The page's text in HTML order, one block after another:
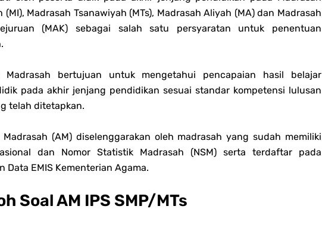
(MI), Madrasah Tsanawiyah (MTs), Madrasah Aliyah (MA) dan Madrasah
(MAK) sebagai salah satu persyaratan untuk penentuan
Madrasah bertujuan untuk mengetahui pencapaian hasil belajar
pada akhir jenjang pendidikan sesuai standar kompetensi lulusan
telah ditetapkan.
Madrasah (AM) diselenggarakan oleh madrasah yang sudah memiliki
dan Nomor Statistik Madrasah (NSM) serta terdaftar pada
Data EMIS Kementerian Agama.
Soal AM IPS SMP/MTs